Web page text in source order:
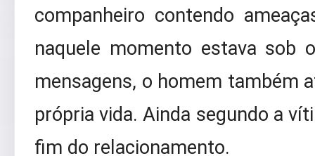
companheiro contendo
naquele momento estava sob
mensagens, o homem também
própria vida. Ainda segundo a
fim do relacionamento.